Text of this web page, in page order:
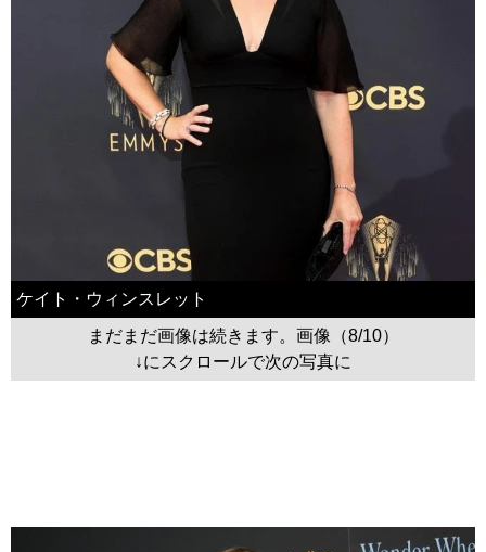
ケイト・ウィンスレット
まだまだ画像は続きます。画像（8/10）
↓にスクロールで次の写真に